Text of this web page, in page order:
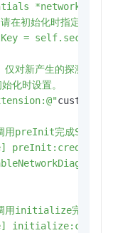
在初始化时指定
=
对新产生的探测数据
化时设置。
用preInit完成SDK初始
用initialize完成SDK